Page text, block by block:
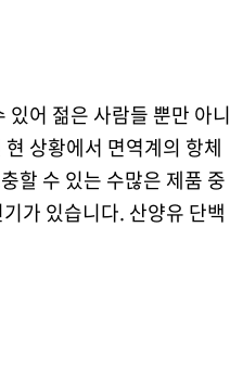
어 젊은 사람들 뿐만 아니
상황에서 면역계의 항체
할 수 있는 수많은 제품 중
가 있습니다. 산양유 단백